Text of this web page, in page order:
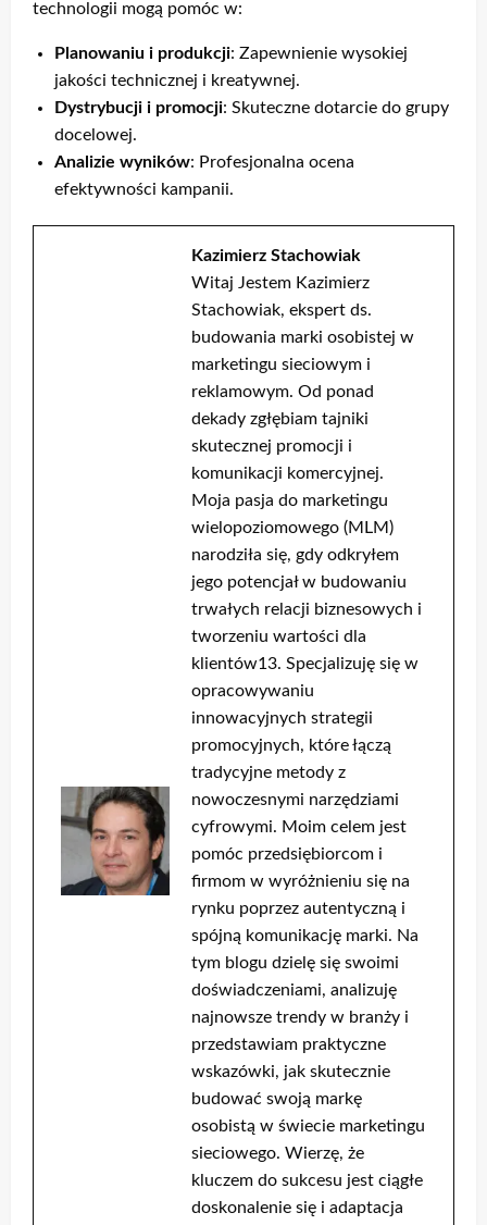
technologii mogą pomóc w:
Planowaniu i produkcji: Zapewnienie wysokiej
jakości technicznej i kreatywnej.
Dystrybucji i promocji: Skuteczne dotarcie do grupy
docelowej.
Analizie wyników: Profesjonalna ocena
efektywności kampanii.
Kazimierz Stachowiak
Witaj Jestem Kazimierz
Stachowiak, ekspert ds.
budowania marki osobistej w
marketingu sieciowym i
reklamowym. Od ponad
dekady zgłębiam tajniki
skutecznej promocji i
komunikacji komercyjnej.
Moja pasja do marketingu
wielopoziomowego (MLM)
narodziła się, gdy odkryłem
jego potencjał w budowaniu
trwałych relacji biznesowych i
tworzeniu wartości dla
klientów13. Specjalizuję się w
opracowywaniu
innowacyjnych strategii
promocyjnych, które łączą
tradycyjne metody z
nowoczesnymi narzędziami
cyfrowymi. Moim celem jest
pomóc przedsiębiorcom i
firmom w wyróżnieniu się na
rynku poprzez autentyczną i
spójną komunikację marki. Na
tym blogu dzielę się swoimi
doświadczeniami, analizuję
najnowsze trendy w branży i
przedstawiam praktyczne
wskazówki, jak skutecznie
budować swoją markę
osobistą w świecie marketingu
sieciowego. Wierzę, że
kluczem do sukcesu jest ciągłe
doskonalenie się i adaptacja